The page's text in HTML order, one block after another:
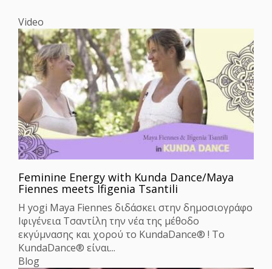
Video
Feminine Energy with Kunda Dance/Maya
Fiennes meets Ifigenia Tsantili
H yogi Maya Fiennes διδάσκει στην δημοσιογράφο
Ιφιγένεια Τσαντίλη την νέα της μέθοδο
εκγύμνασης και χορού το KundaDance® ! Το
KundaDance® είναι...
Blog